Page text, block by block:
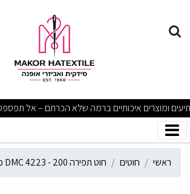
חוט תפירה DMC 4223 - 200 מטר
מבצעים מפתיעים ומוצרים איכותיים ברמה
ראשי חוטים חוט תפירה DMC 4223 - 200 מטר